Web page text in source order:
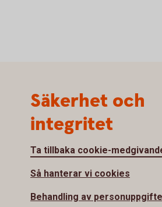
Säkerhet och
integritet
Ta tillbaka cookie-
Så hanterar vi cookies
Behandling av